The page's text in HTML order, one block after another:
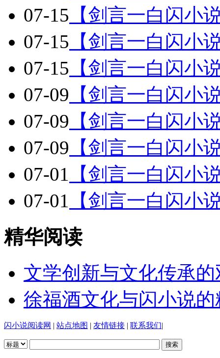
07-15 【剑言一白闪小
07-15 【剑言一白闪小
07-15 【剑言一白闪小
07-09 【剑言一白闪小
07-09 【剑言一白闪小
07-09 【剑言一白闪小
07-01 【剑言一白闪小
07-01 【剑言一白闪小
精华阅读
文学创新与文化传承
徐福酒文化与闪小说
闪小说阅读网 | 站点地图 | 友情链接 | 联系我们|